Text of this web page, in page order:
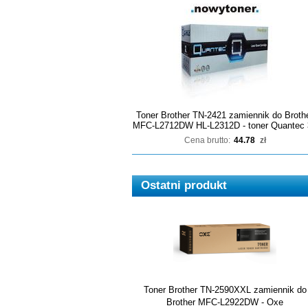
Toner Brother TN-2421 zamiennik do
MFC-L2712DW HL-L2312D - toner Quantec
Cena brutto: 44.78 zł
Ostatni produkt
Toner Brother TN-2590XXL zamiennik do
Brother MFC-L2922DW - Oxe